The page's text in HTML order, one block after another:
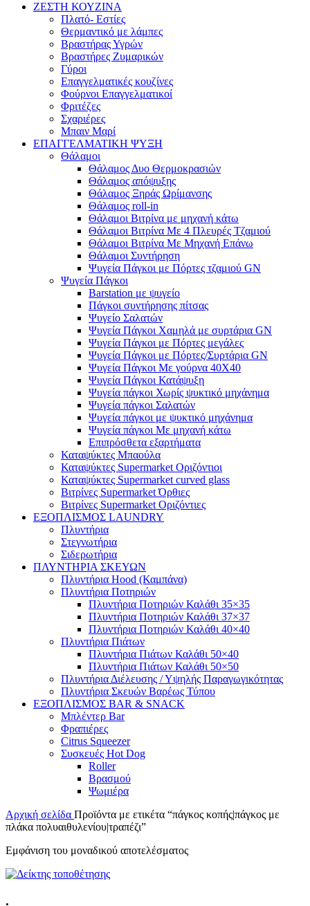
ΖΕΣΤΗ ΚΟΥΖΙΝΑ
Πλατό- Εστίες
Θερμαντικό με λάμπες
Βραστήρας Υγρών
Βραστήρες Ζυμαρικών
Γύροι
Επαγγελματικές κουζίνες
Φούρνοι Επαγγελματικοί
Φριτέζες
Σχαριέρες
Μπαιν Μαρί
ΕΠΑΓΓΕΛΜΑΤΙΚΗ ΨΥΞΗ
Θάλαμοι
Θάλαμος Δυο Θερμοκρασιών
Θάλαμος απόψυξης
Θάλαμος Ξηράς Ωρίμανσης
Θάλαμος roll-in
Θάλαμοι Βιτρίνα με μηχανή κάτω
Θάλαμοι Βιτρίνα Με 4 Πλευρές Τζαμιού
Θάλαμοι Βιτρίνα Με Μηχανή Επάνω
Θάλαμοι Συντήρηση
Ψυγεία Πάγκοι με Πόρτες τζαμιού GN
Ψυγεία Πάγκοι
Barstation με ψυγείο
Πάγκοι συντήρησης πίτσας
Ψυγείο Σαλατών
Ψυγεία Πάγκοι Χαμηλά με συρτάρια GN
Ψυγεία Πάγκοι με Πόρτες μεγάλες
Ψυγεία Πάγκοι με Πόρτες/Συρτάρια GN
Ψυγεία Πάγκοι Με γούρνα 40Χ40
Ψυγεία Πάγκοι Κατάψυξη
Ψυγεία πάγκοι Χωρίς ψυκτικό μηχάνημα
Ψυγεία πάγκοι Σαλατών
Ψυγεία πάγκοι με ψυκτικό μηχάνημα
Ψυγεία πάγκοι Με μηχανή κάτω
Επιπρόσθετα εξαρτήματα
Καταψύκτες Μπαούλα
Καταψύκτες Supermarket Οριζόντιοι
Καταψύκτες Supermarket curved glass
Βιτρίνες Supermarket Όρθιες
Βιτρίνες Supermarket Οριζόντιες
ΕΞΟΠΛΙΣΜΟΣ LAUNDRY
Πλυντήρια
Στεγνωτήρια
Σιδερωτήρια
ΠΛΥΝΤΗΡΙΑ ΣΚΕΥΩΝ
Πλυντήρια Hood (Καμπάνα)
Πλυντήρια Ποτηριών
Πλυντήρια Ποτηριών Καλάθι 35×35
Πλυντήρια Ποτηριών Καλάθι 37×37
Πλυντήρια Ποτηριών Καλάθι 40×40
Πλυντήρια Πιάτων
Πλυντήρια Πιάτων Καλάθι 50×40
Πλυντήρια Πιάτων Καλάθι 50×50
Πλυντήρια Διέλευσης / Υψηλής Παραγωγικότητας
Πλυντήρια Σκευών Βαρέως Τύπου
ΕΞΟΠΛΙΣΜΟΣ BAR & SNACK
Μπλέντερ Bar
Φραπιέρες
Citrus Squeezer
Συσκευές Hot Dog
Roller
Βρασμού
Ψωμιέρα
Αρχική σελίδα Προϊόντα με ετικέτα “πάγκος κοπής|πάγκος με
πλάκα πολυαιθυλενίου|τραπέζι”
Εμφάνιση του μοναδικού αποτελέσματος
.